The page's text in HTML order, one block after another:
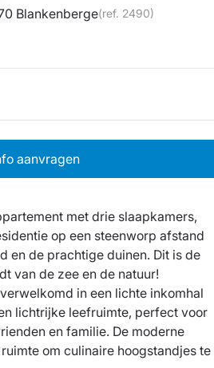
Blankenberge(ref. 2490)
aanvragen
met drie slaapkamers,
op een steenworp afstand
en de prachtige duinen. Dit is de
van de zee en de natuur!
in een lichte inkomhal
lichtrijke leefruimte, perfect voor
en familie. De moderne
om culinaire hoogstandjes te